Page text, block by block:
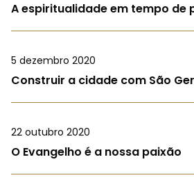
A espiritualidade em tempo de
5 dezembro 2020
Construir a cidade com São
22 outubro 2020
O Evangelho é a nossa paixão